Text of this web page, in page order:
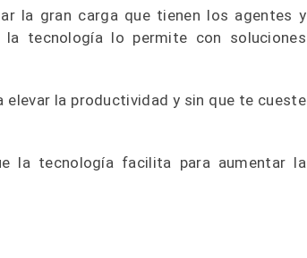
la gran carga que tienen los agentes y
tecnología lo permite con soluciones
la productividad y sin que te cueste
la tecnología facilita para aumentar la